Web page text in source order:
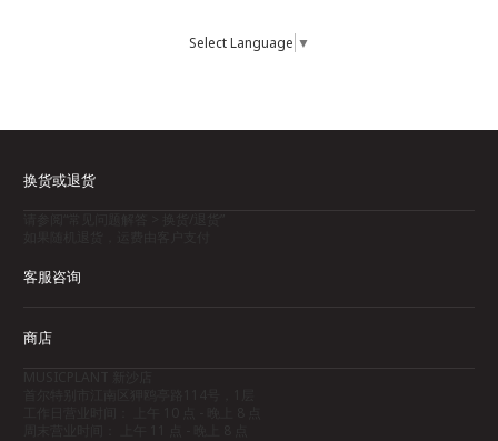
Select Language ▼
换货或退货
客服咨询
商店